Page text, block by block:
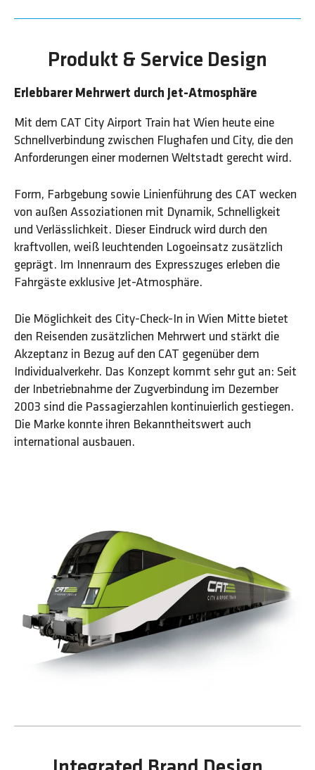
Produkt & Service Design
Erlebbarer Mehrwert durch Jet-Atmosphäre
Mit dem CAT City Airport Train hat Wien heute eine
Schnellverbindung zwischen Flughafen und City, die den
Anforderungen einer modernen Weltstadt gerecht wird.
Form, Farbgebung sowie Linienführung des CAT wecken
von außen Assoziationen mit Dynamik, Schnelligkeit
und Verlässlichkeit. Dieser Eindruck wird durch den
kraftvollen, weiß leuchtenden Logoeinsatz zusätzlich
geprägt. Im Innenraum des Expresszuges erleben die
Fahrgäste exklusive Jet-Atmosphäre.
Die Möglichkeit des City-Check-In in Wien Mitte bietet
den Reisenden zusätzlichen Mehrwert und stärkt die
Akzeptanz in Bezug auf den CAT gegenüber dem
Individualverkehr. Das Konzept kommt sehr gut an: Seit
der Inbetriebnahme der Zugverbindung im Dezember
2003 sind die Passagierzahlen kontinuierlich gestiegen.
Die Marke konnte ihren Bekanntheitswert auch
international ausbauen.